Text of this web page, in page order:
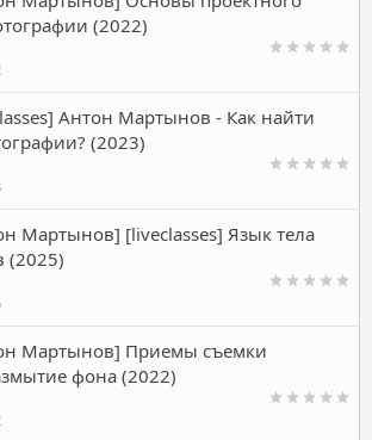
(2022)
Антон Мартынов - Как найти
(2023)
Мартынов] [liveclasses] Язык тела
(2025)
Мартынов] Приемы съемки
фона (2022)